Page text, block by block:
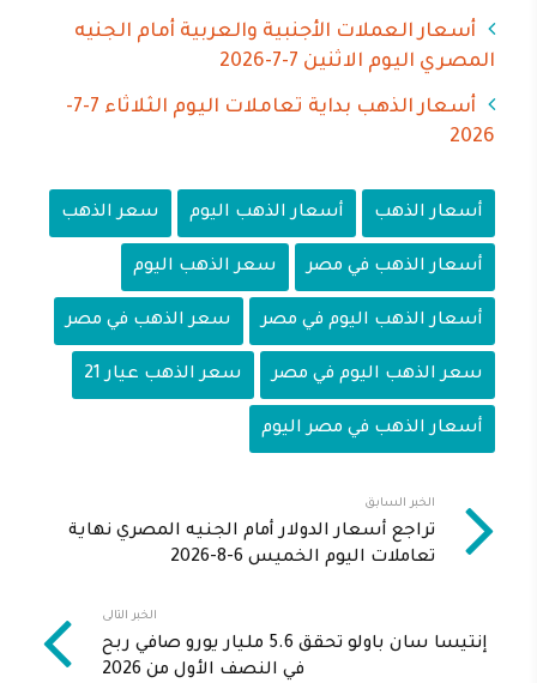
أسعار العملات الأجنبية والعربية أمام الجنيه
المصري اليوم الاثنين 7-7-2026
أسعار الذهب بداية تعاملات اليوم الثلاثاء 7-7-
2026
أسعار الذهب أسعار الذهب اليوم سعر الذهب
أسعار الذهب في مصر سعر الذهب اليوم
أسعار الذهب اليوم في مصر سعر الذهب في مصر
سعر الذهب اليوم في مصر سعر الذهب عيار 21
أسعار الذهب في مصر اليوم
الخبر السابق
تراجع أسعار الدولار أمام الجنيه المصري نهاية
تعاملات اليوم الخميس 6-8-2026
الخبر التالى
إنتيسا سان باولو تحقق 5.6 مليار يورو صافي ربح
في النصف الأول من 2026